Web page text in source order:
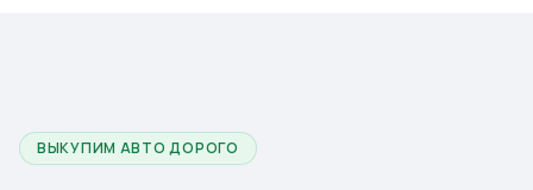
ВЫКУПИМ АВТО ДОРОГО